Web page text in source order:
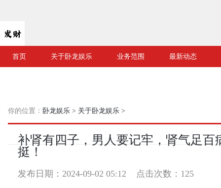
首页 关于卧龙娱乐 业务范围 最新动态
你的位置： 卧龙娱乐 > 关于卧龙娱乐 >
补肾有四子，男人要记牢，肾气足百
挺！
发布日期：2024-09-02 05:12 点击次数：125